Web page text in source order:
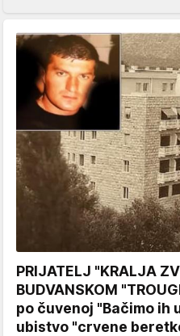
PRIJATELJ "KRALJA
BUDVANSKOM
po čuvenoj "Bačimo ih
ubistvo "crvene